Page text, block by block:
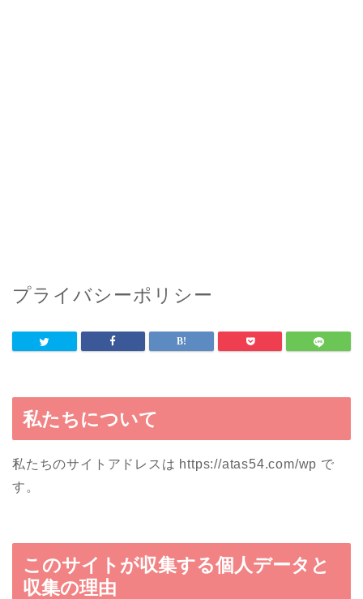
プライバシーポリシー
私たちについて
私たちのサイトアドレスは https://atas54.com/wp で
す。
このサイトが収集する個人データと
収集の理由